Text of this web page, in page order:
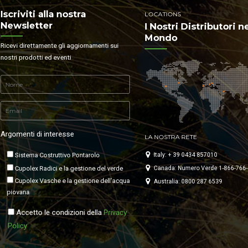
Iscriviti alla nostra
Newsletter
Ricevi direttamente gli aggiornamenti sui
nostri prodotti ed eventi
Argomenti di interesse
Sistema Costruttivo Pontarolo
Cupolex Radici e la gestione del verde
Cupolex Vasche e la gestione dell’acqua
piovana
Accetto le condizioni dellaPrivacy
Policy
LOCATIONS
I Nostri Distributori
Mondo
LA NOSTRA RETE
Italy: + 39 0434 857010
Canada: Numero Verde 1-866-
Australia: 0800 287 6539